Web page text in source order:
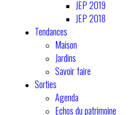
JEP 2019
JEP 2018
Tendances
Maison
Jardins
Savoir faire
Sorties
Agenda
Echos du patrimoine